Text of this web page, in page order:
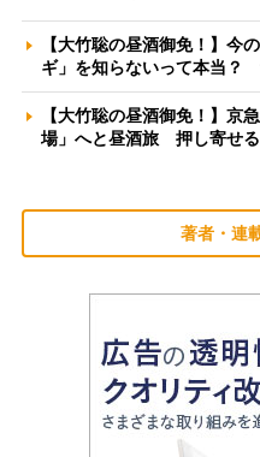
【大竹聡の昼酒御免！】今
ギ」を知らないって本当
【大竹聡の昼酒御免！】京
場」へと昼酒旅 押し寄せ
著者・連